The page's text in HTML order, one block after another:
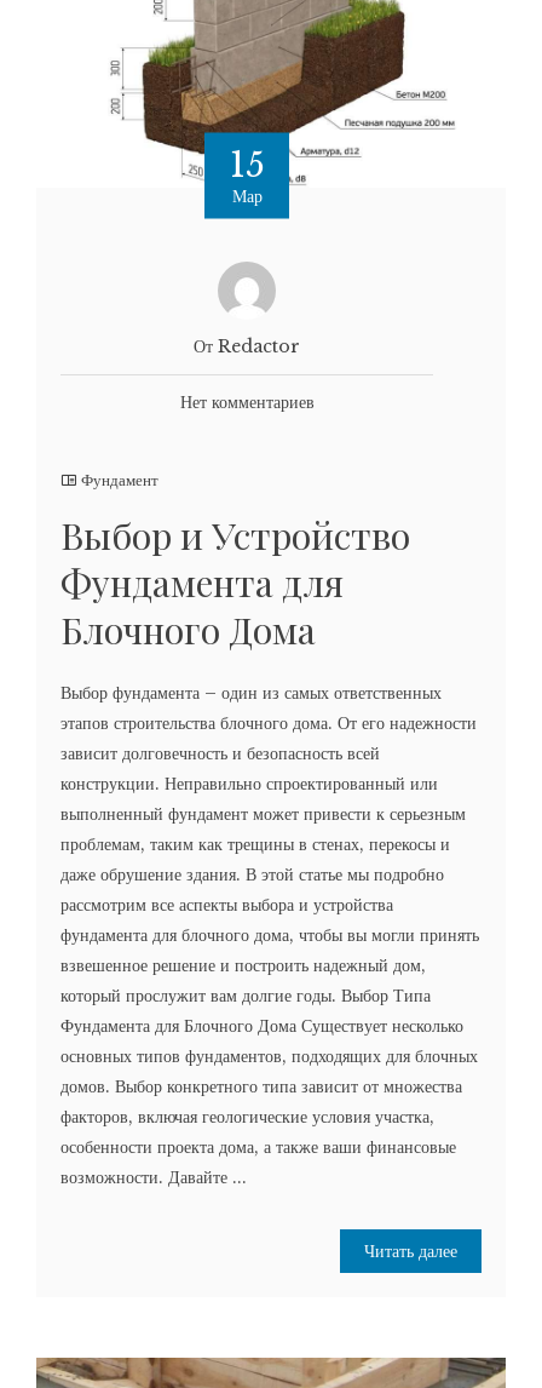
15
Мар
От Redactor
Нет комментариев
Фундамент
Выбор и Устройство
Фундамента для
Блочного Дома
Выбор фундамента – один из самых ответственных
этапов строительства блочного дома. От его надежности
зависит долговечность и безопасность всей
конструкции. Неправильно спроектированный или
выполненный фундамент может привести к серьезным
проблемам, таким как трещины в стенах, перекосы и
даже обрушение здания. В этой статье мы подробно
рассмотрим все аспекты выбора и устройства
фундамента для блочного дома, чтобы вы могли принять
взвешенное решение и построить надежный дом,
который прослужит вам долгие годы. Выбор Типа
Фундамента для Блочного Дома Существует несколько
основных типов фундаментов, подходящих для блочных
домов. Выбор конкретного типа зависит от множества
факторов, включая геологические условия участка,
особенности проекта дома, а также ваши финансовые
возможности. Давайте ...
Читать далее